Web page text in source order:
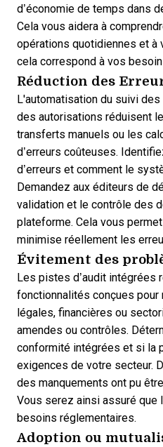
d’économie de temps dans
Cela vous aidera à
opérations quotidiennes et à
cela correspond à vos
Réduction des
L'automatisation du suivi
des autorisations réduisent
transferts manuels ou les
d’erreurs coûteuses.
d’erreurs et comment le
Demandez aux éditeurs de
validation et le contrôle des
plateforme. Cela vous
minimise réellement les
Évitement des
Les pistes d’audit intégrées
fonctionnalités conçues pour
légales, financières ou
amendes ou contrôles.
conformité intégrées et si la
exigences de votre secteur.
des manquements ont pu
Vous serez ainsi assuré que
besoins réglementaires.
Adoption ou